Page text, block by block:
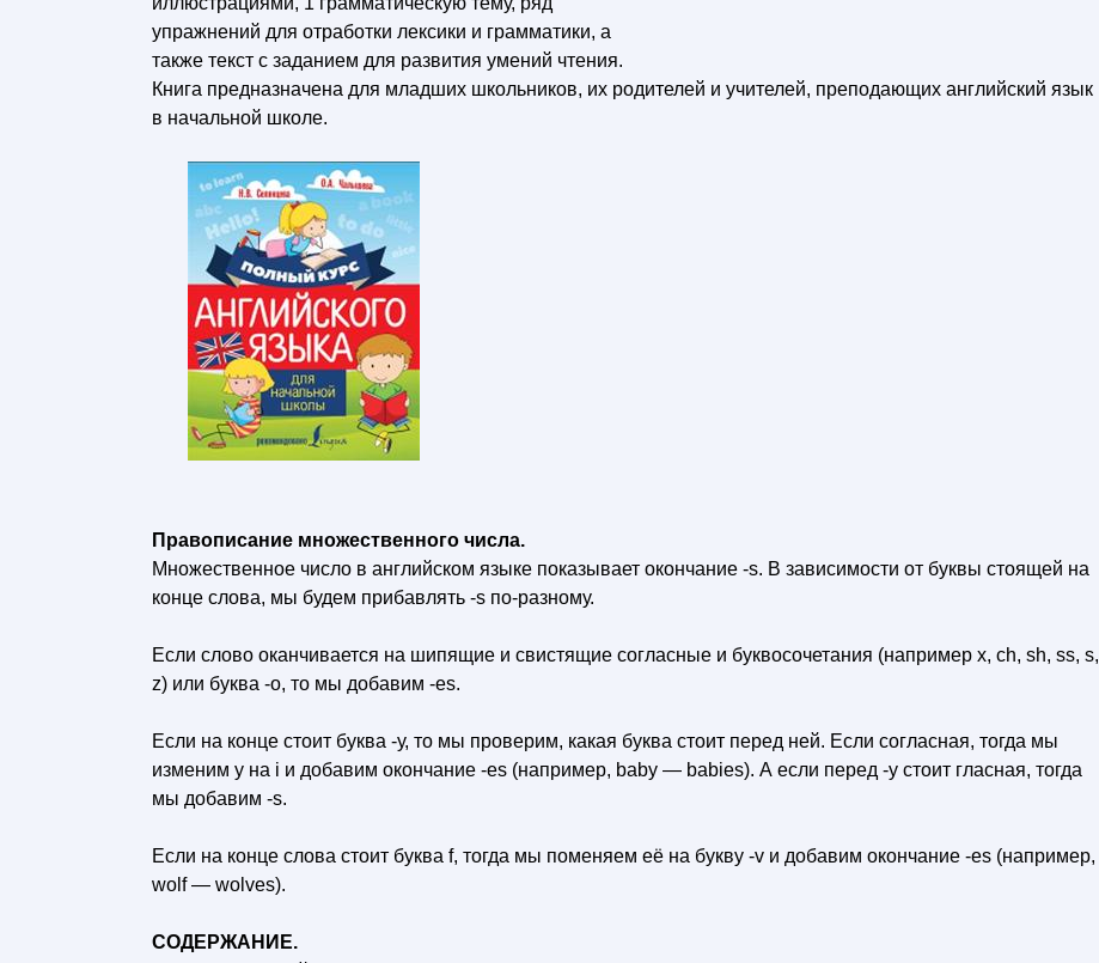
упражнений для отработки лексики и грамматики, а
также текст с заданием для развития умений чтения.
Книга предназначена для младших школьников, их родителей и учителей, преподающих английский язык
в начальной школе.
Правописание множественного числа.
Множественное число в английском языке показывает окончание -s. В зависимости от буквы стоящей на
конце слова, мы будем прибавлять -s по-разному.
Если слово оканчивается на шипящие и свистящие согласные и буквосочетания (например х, ch, sh, ss, s,
z) или буква -о, то мы добавим -es.
Если на конце стоит буква -у, то мы проверим, какая буква стоит перед ней. Если согласная, тогда мы
изменим у на i и добавим окончание -es (например, baby — babies). А если перед -у стоит гласная, тогда
мы добавим -s.
Если на конце слова стоит буква f, тогда мы поменяем её на букву -v и добавим окончание -es (например,
wolf — wolves).
СОДЕРЖАНИЕ.